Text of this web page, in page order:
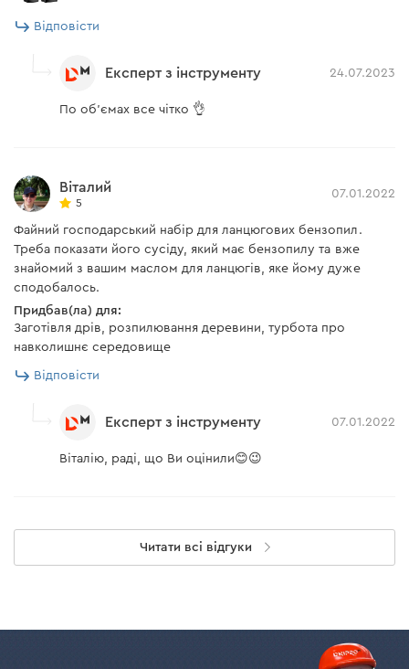
• полегшує очищення від пилу та стружки;
Відповісти
Експерт з інструменту 24.07.2023
По об'ємах все чітко 👌
Віталий
5
07.01.2022
Файний господарський набір для ланцюгових бензопил.
Треба показати його сусіду, який має бензопилу та вже
знайомий з вашим маслом для ланцюгів, яке йому дуже
сподобалось.
Придбав(ла) для:
Заготівля дрів, розпилювання деревини, турбота про
навколишнє середовище
Відповісти
Експерт з інструменту 07.01.2022
Віталію, раді, що Ви оцінили😊😉
Читати всі відгуки